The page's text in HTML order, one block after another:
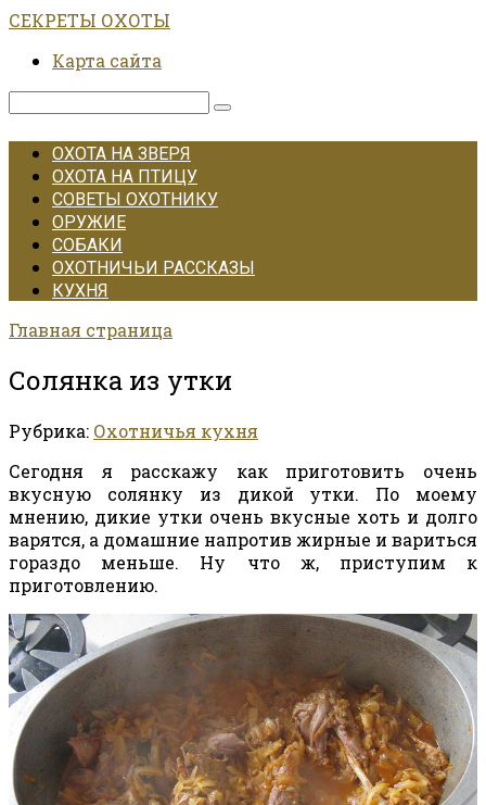
Перейти
контенту
СЕКРЕТЫ ОХОТЫ
Карта сайта
Поиск:
ОХОТА НА ЗВЕРЯ
ОХОТА НА ПТИЦУ
СОВЕТЫ ОХОТНИКУ
ОРУЖИЕ
СОБАКИ
ОХОТНИЧЬИ РАССКАЗЫ
КУХНЯ
Главная страница
Солянка из утки
Рубрика: Охотничья кухня
Сегодня я расскажу как приготовить очень
вкусную солянку из дикой утки. По моему
мнению, дикие утки очень вкусные хоть и долго
варятся, а домашние напротив жирные и вариться
гораздо меньше. Ну что ж, приступим к
приготовлению.